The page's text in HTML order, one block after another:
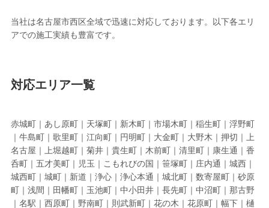
当社は名古屋市西区全域で迅速に対応しております。以下各エリ
アでの施工実績も豊富です。
対応エリア一覧
赤城町｜あし原町｜天塚町｜新木町｜市場木町｜稲生町｜浮野町
｜牛島町｜歌里町｜江向町｜円明町｜大金町｜大野木｜押切｜上
名古屋｜上堀越町｜菊井｜貴生町｜木前町｜清里町｜康生通｜香
呑町｜五才美町｜児玉｜こもれびの国｜笹塚町｜庄内通｜城西｜
城西町｜城町｜新道｜浄心｜浄心本通｜城北町｜数寄屋町｜砂原
町｜浅間｜田幡町｜玉池町｜中小田井｜長先町｜中沼町｜那古野
｜名駅｜西原町｜野南町｜則武新町｜花の木｜花原町｜幅下｜樋